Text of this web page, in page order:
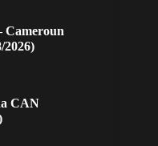
Cameroun
2026)
CAN